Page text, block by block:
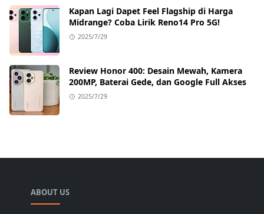
Kapan Lagi Dapet Feel Flagship di Harga
Midrange? Coba Lirik Reno14 Pro 5G!
2025/7/29
Review Honor 400: Desain Mewah, Kamera
200MP, Baterai Gede, dan Google Full Akses
2025/7/29
ABOUT US